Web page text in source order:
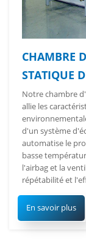
CHAMBRE
STATIQUE
Notre chambre
allie les
d'un système
automatise le
basse
l'airbag et la
répétabilité et
En savoir plus